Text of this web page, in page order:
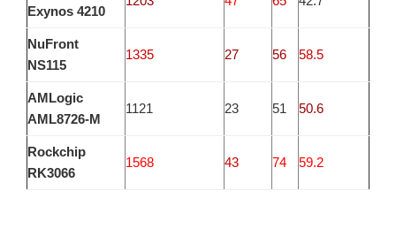
Exynos 4210
NuFront
NS115
1335 27 56 58.5
AMLogic
AML8726-M
1121 23 51 50.6
Rockchip
RK3066
1568 43 74 59.2